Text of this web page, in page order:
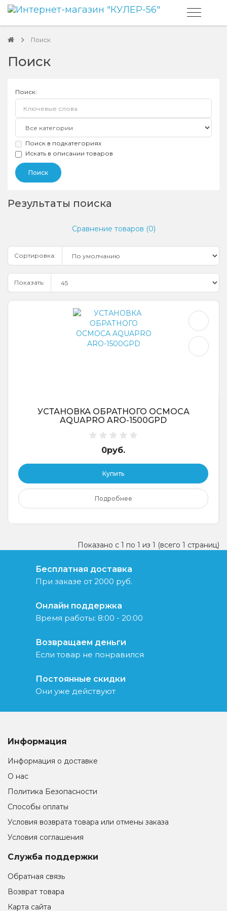
Поиск
Поиск
Поиск:
Поиск в подкатегориях
Искать в описании товаров
Результаты поиска
Сравнение товаров (0)
Сортировка:
Показать:
УСТАНОВКА ОБРАТНОГО ОСМОСА
AQUAPRO ARO-1500GPD
0руб.
Купить
Подробнее
Показано с 1 по 1 из 1 (всего 1 страниц)
Бесплатная доставка
При заказе от 2000 руб.
Онлайн поддержка
Время работы: 8:00 - 20:00
Возвращаем деньги
Если товар не понравился
Постоянные скидки
Они уже действуют
Информация
Информация о доставке
О нас
Политика Безопасности
Способы оплаты
Условия возврата товара или отмены заказа
Условия соглашения
Служба поддержки
Обратная связь
Возврат товара
Карта сайта